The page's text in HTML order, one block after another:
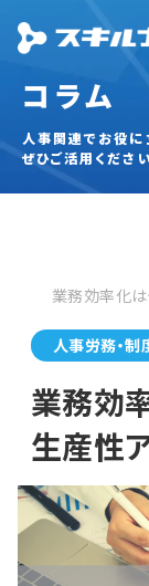
コラム
人事関連でお役に
ぜひご活用ください
業務効率化は
人事労務・制
業務効
生産性